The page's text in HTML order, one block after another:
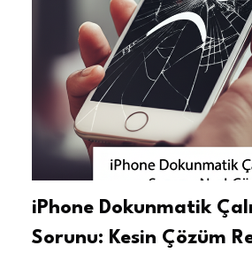
iPhone Dokunmatik
Sorunu: Kesin Çözüm